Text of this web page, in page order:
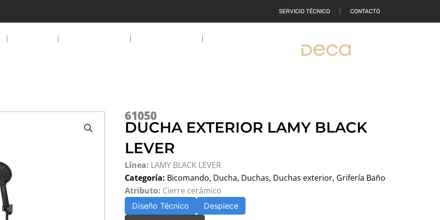
SERVICIO TÉCNICO CONTACTO
61050
DUCHA EXTERIOR LAMY BLACK
LEVER
Línea: LAMY BLACK LEVER
Categoría: Bicomando, Ducha, Duchas, Duchas exterior, Grifería Baño
Atributo: Cierre cerámico
Diseño Técnico Despiece